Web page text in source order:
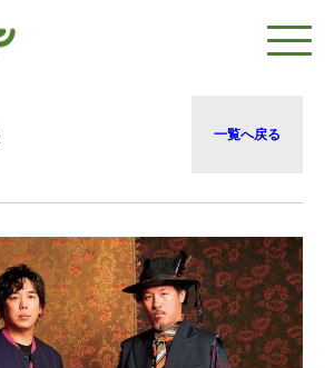
一覧へ戻る